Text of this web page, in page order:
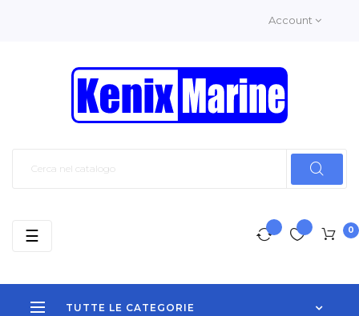
Account
0
TUTTE LE CATEGORIE
navigazione
☰